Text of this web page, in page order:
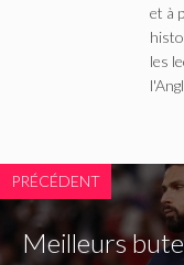
et à
les
PRÉCÉDENT
Meilleurs